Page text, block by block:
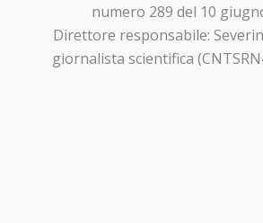
numero 289 del 10
Direttore responsabile:
giornalista scientifica